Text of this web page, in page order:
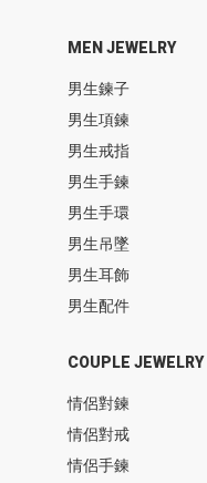
MEN JEWELRY
男生鍊子
男生項鍊
男生戒指
男生手鍊
男生手環
男生吊墜
男生耳飾
男生配件
COUPLE JEWELRY
情侶對鍊
情侶對戒
情侶手鍊